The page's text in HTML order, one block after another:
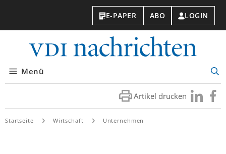
E-PAPER ABO LOGIN
Menü
Artikel drucken Besuchen
Sie
Sie
Startseite Wirtschaft Unternehmen